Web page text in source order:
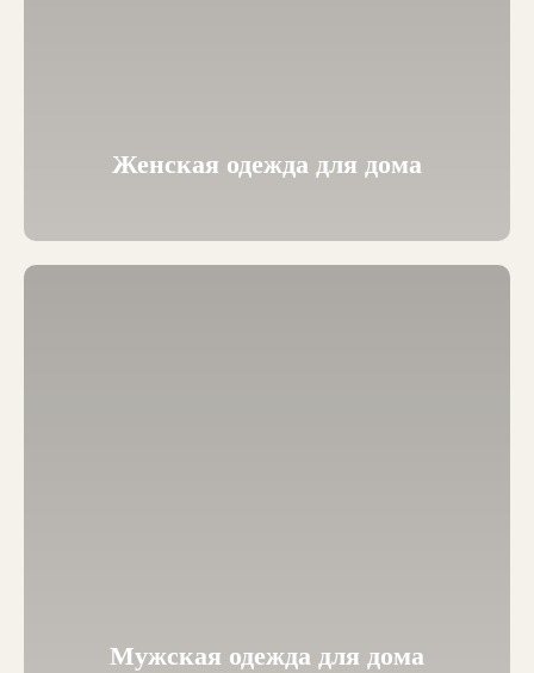
Женская одежда для дома
Мужская одежда для дома